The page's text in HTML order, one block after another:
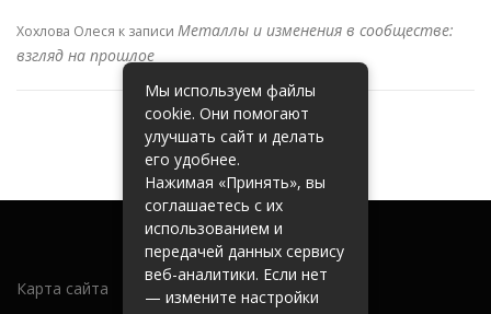
Хохлова Олеся к записи Металлы и изменения в сообществе:
взгляд на прошлое
Карта сайта
Мы используем файлы
cookie. Они помогают
улучшать сайт и делать
его удобнее.
Нажимая «Принять», вы
соглашаетесь с их
использованием и
передачей данных сервису
веб-аналитики. Если нет
— измените настройки